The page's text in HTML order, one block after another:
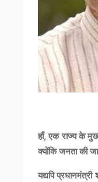
हाँ, एक राज्य के
क्योंकि जनता की
यद्यपि